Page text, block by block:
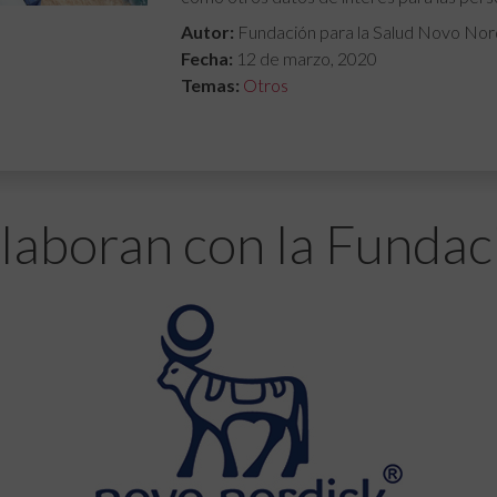
Autor: Fundación para la Salud Novo
Fecha: 12 de marzo, 2020
Temas: Otros
con la